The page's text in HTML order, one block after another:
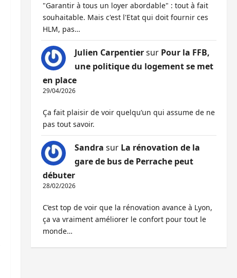
"Garantir à tous un loyer abordable" : tout à fait
souhaitable. Mais c'est l'Etat qui doit fournir ces
HLM, pas…
Julien Carpentiersur Pour la FFB,
une politique du logement se met
en place
29/04/2026
Ça fait plaisir de voir quelqu’un qui assume de ne
pas tout savoir.
Sandra sur La rénovation de la
gare de bus de Perrache peut
débuter
28/02/2026
C’est top de voir que la rénovation avance à Lyon,
ça va vraiment améliorer le confort pour tout le
monde…